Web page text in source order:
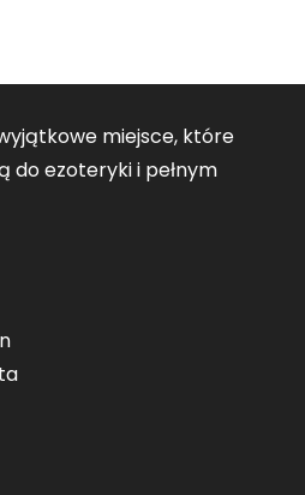
miejsce, które
do ezoteryki i pełnym